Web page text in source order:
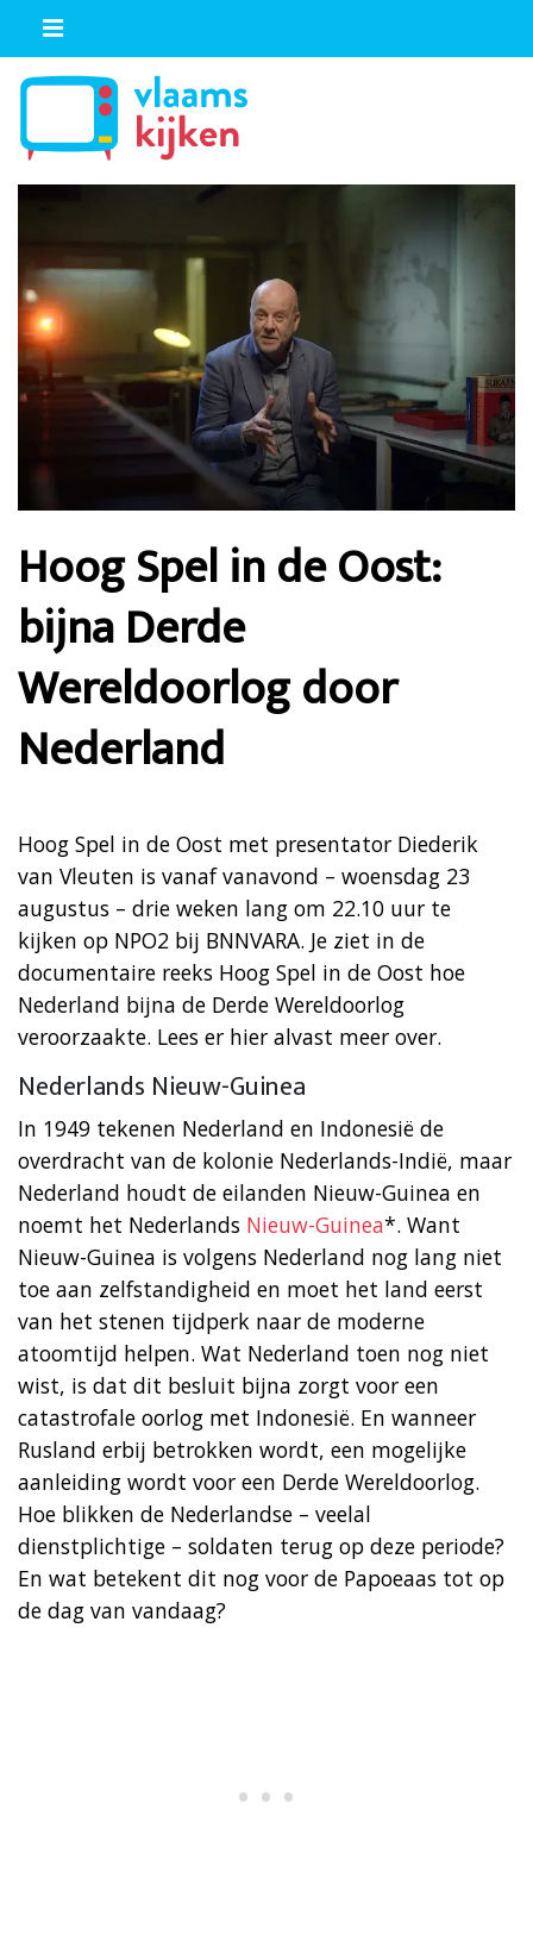
Hoog Spel in de Oost:
bijna Derde
Wereldoorlog door
Nederland
Hoog Spel in de Oost met presentator Diederik
van Vleuten is vanaf vanavond – woensdag 23
augustus – drie weken lang om 22.10 uur te
kijken op NPO2 bij BNNVARA. Je ziet in de
documentaire reeks Hoog Spel in de Oost hoe
Nederland bijna de Derde Wereldoorlog
veroorzaakte. Lees er hier alvast meer over.
Nederlands Nieuw-Guinea
In 1949 tekenen Nederland en Indonesië de
overdracht van de kolonie Nederlands-Indië, maar
Nederland houdt de eilanden Nieuw-Guinea en
noemt het Nederlands Nieuw-Guinea*. Want
Nieuw-Guinea is volgens Nederland nog lang niet
toe aan zelfstandigheid en moet het land eerst
van het stenen tijdperk naar de moderne
atoomtijd helpen. Wat Nederland toen nog niet
wist, is dat dit besluit bijna zorgt voor een
catastrofale oorlog met Indonesië. En wanneer
Rusland erbij betrokken wordt, een mogelijke
aanleiding wordt voor een Derde Wereldoorlog.
Hoe blikken de Nederlandse – veelal
dienstplichtige – soldaten terug op deze periode?
En wat betekent dit nog voor de Papoeaas tot op
de dag van vandaag?